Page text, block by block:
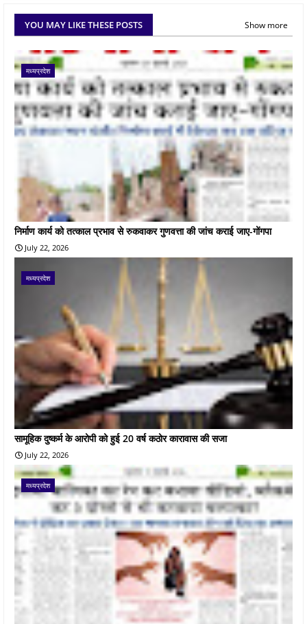
YOU MAY LIKE THESE POSTS Show more
मध्यप्रदेश
निर्माण कार्य को तत्काल प्रभाव से रुकवाकर गुणवत्ता की जांच कराई जाए-गोंगपा
July 22, 2026
मध्यप्रदेश
सामूहिक दुष्कर्म के आरोपी को हुई 20 वर्ष कठोर कारावास की सजा
July 22, 2026
मध्यप्रदेश